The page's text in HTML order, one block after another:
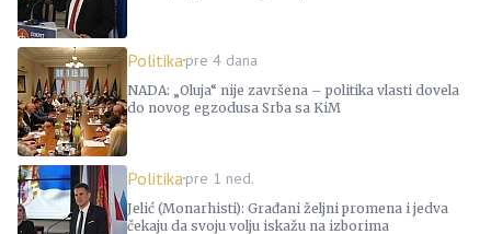
Politikapre 4 dana
NADA: „Oluja“ nije završena – politika vlasti dovela
do novog egzodusa Srba sa KiM
Politikapre 1 ned.
Jelić (Monarhisti): Građani željni promena i jedva
čekaju da svoju volju iskažu na izborima